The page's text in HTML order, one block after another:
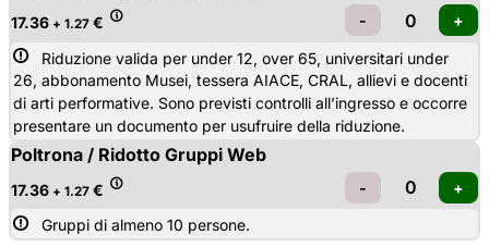
17.36 + 1.27 €
Riduzione valida per under 12, over 65, universitari under
26, abbonamento Musei, tessera AIACE, CRAL, allievi e docenti
di arti performative. Sono previsti controlli all’ingresso e occorre
presentare un documento per usufruire della riduzione.
Poltrona / Ridotto Gruppi Web
17.36 + 1.27 €
Gruppi di almeno 10 persone.